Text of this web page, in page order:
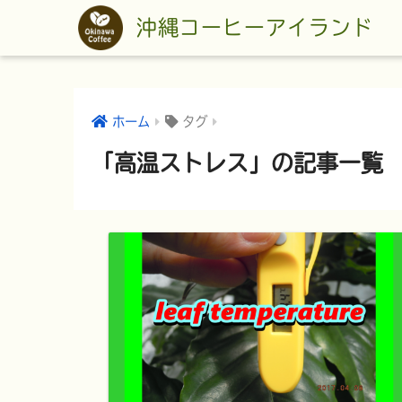
沖縄コーヒーアイランド
ホーム タグ
「高温ストレス」の記事一覧